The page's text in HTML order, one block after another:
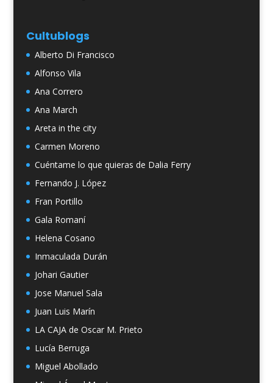
Cultublogs
Alberto Di Francisco
Alfonso Vila
Ana Correro
Ana March
Areta in the city
Carmen Moreno
Cuéntame lo que quieras de Dalia Ferry
Fernando J. López
Fran Portillo
Gala Romaní
Helena Cosano
Inmaculada Durán
Johari Gautier
Jose Manuel Sala
Juan Luis Marín
LA CAJA de Oscar M. Prieto
Lucía Berruga
Miguel Abollado